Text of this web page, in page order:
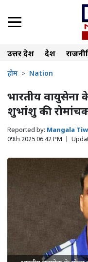
उत्तर प्रदेश देश
होम Nation
भारतीय वायुसेना के
शुभांशु की रोमांचक
Reported by: Mangala
09th 2025 06:42 PM